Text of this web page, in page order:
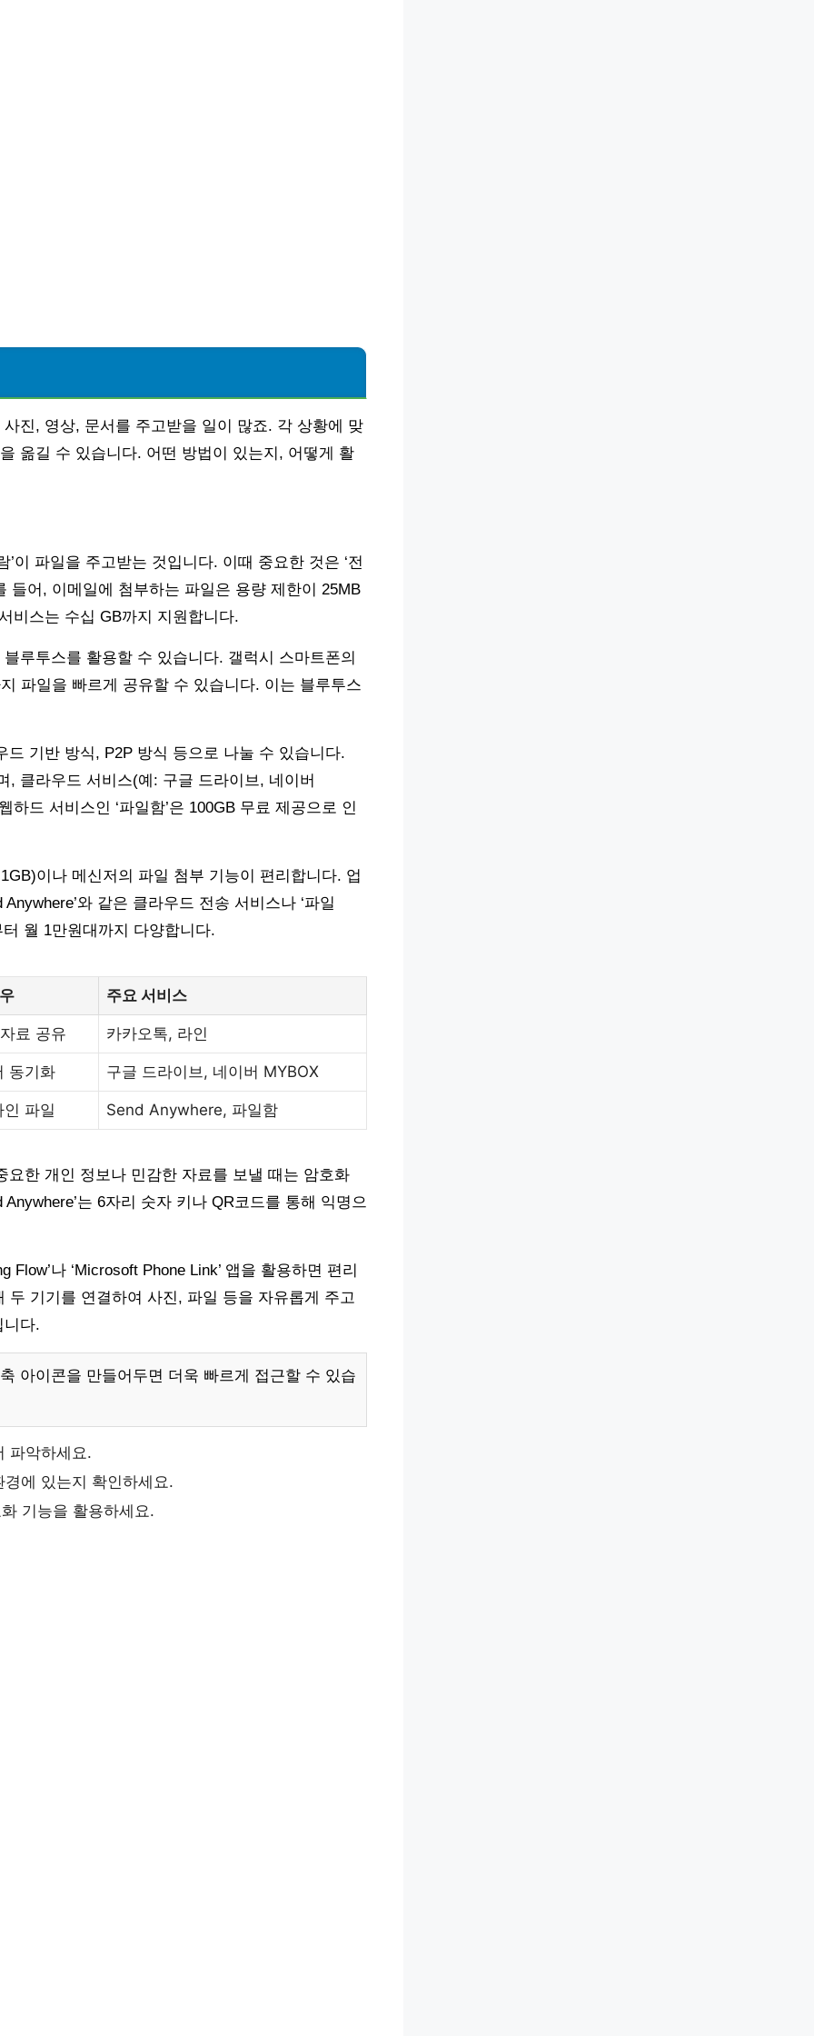
진, 영상, 문서를 주고받을 일이 많죠. 각 상황에 맞
옮길 수 있습니다. 어떤 방법이 있는지, 어떻게 활
’이 파일을 주고받는 것입니다. 이때 중요한 것은 ‘전
들어, 이메일에 첨부하는 파일은 용량 제한이 25MB
비스는 수십 GB까지 지원합니다.
루투스를 활용할 수 있습니다. 갤럭시 스마트폰의
파일을 빠르게 공유할 수 있습니다. 이는 블루투스
기반 방식, P2P 방식 등으로 나눌 수 있습니다.
, 클라우드 서비스(예: 구글 드라이브, 네이버
드 서비스인 ‘파일함’은 100GB 무료 제공으로 인
이나 메신저의 파일 첨부 기능이 편리합니다. 업
와 같은 클라우드 전송 서비스나 ‘파일
월 1만원대까지 다양합니다.
주요 서비스
료 공유 카카오톡, 라인
동기화 구글 드라이브, 네이버 MYBOX
파일 Send Anywhere, 파일함
한 개인 정보나 민감한 자료를 보낼 때는 암호화
는 6자리 숫자 키나 QR코드를 통해 익명으
나 ‘Microsoft Phone Link’ 앱을 활용하면 편리
기기를 연결하여 사진, 파일 등을 자유롭게 주고
니다.
아이콘을 만들어두면 더욱 빠르게 접근할 수 있습
파악하세요.
에 있는지 확인하세요.
기능을 활용하세요.